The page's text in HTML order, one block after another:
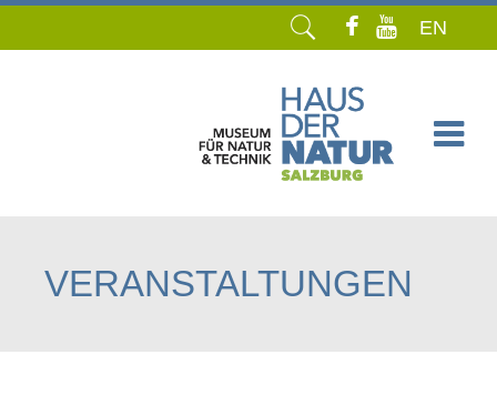
EN
VERANSTALTUNGEN